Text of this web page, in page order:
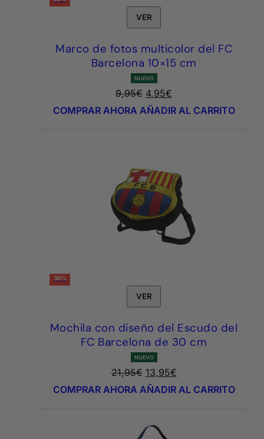
VER
Marco de fotos multicolor del FC
Barcelona 10×15 cm
NUEVO
9,95€ El
precio
4,95€
precio
COMPRAR AHORA AÑADIR AL CARRITO
36%
VER
Mochila con diseño del Escudo del
FC Barcelona de 30 cm
NUEVO
21,95€ El
precio
21,95€.
13,95€El
precio
COMPRAR AHORA AÑADIR AL CARRITO